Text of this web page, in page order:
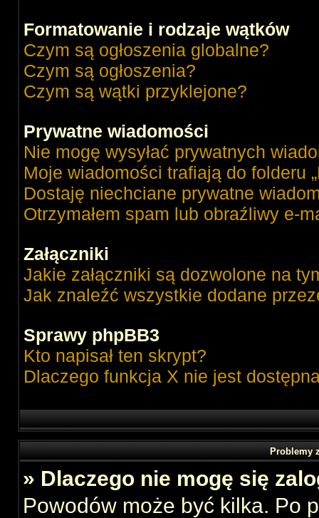
Formatowanie i rodzaje wątków
Czym są ogłoszenia globalne?
Czym są ogłoszenia?
Czym są wątki przyklejone?
Prywatne wiadomości
Nie mogę wysyłać prywatnych
Moje wiadomości trafiają do folderu
Dostaję niechciane prywatne
Otrzymałem spam lub obraźliwy e-
Załączniki
Jakie załączniki są dozwolone na
Jak znaleźć wszystkie dodane
Sprawy phpBB3
Kto napisał ten skrypt?
Dlaczego funkcja X nie jest
Problemy
» Dlaczego nie mogę się
Powodów może być kilka. Po